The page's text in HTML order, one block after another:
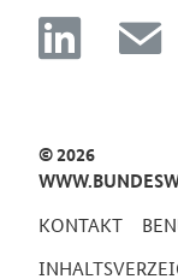
linkedin
© 2026
KONTAKT